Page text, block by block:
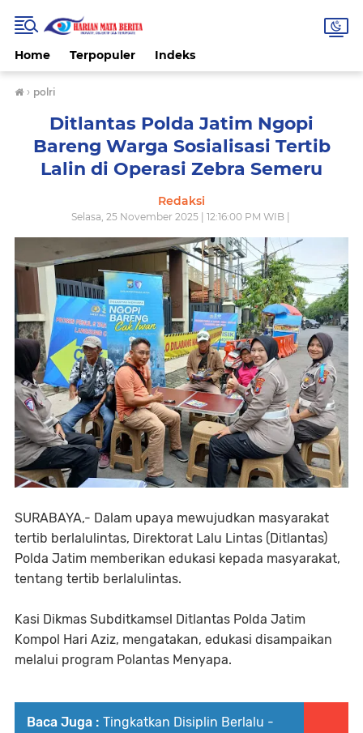
Home Terpopuler Indeks
› polri
Ditlantas Polda Jatim Ngopi
Bareng Warga Sosialisasi Tertib
Lalin di Operasi Zebra Semeru
Redaksi
Selasa, 25 November 2025 | 12:16:00 PM WIB |
SURABAYA,- Dalam upaya mewujudkan masyarakat
tertib berlalulintas, Direktorat Lalu Lintas (Ditlantas)
Polda Jatim memberikan edukasi kepada masyarakat,
tentang tertib berlalulintas.
Kasi Dikmas Subditkamsel Ditlantas Polda Jatim
Kompol Hari Aziz, mengatakan, edukasi disampaikan
melalui program Polantas Menyapa.
Baca Juga : Tingkatkan Disiplin Berlalu -